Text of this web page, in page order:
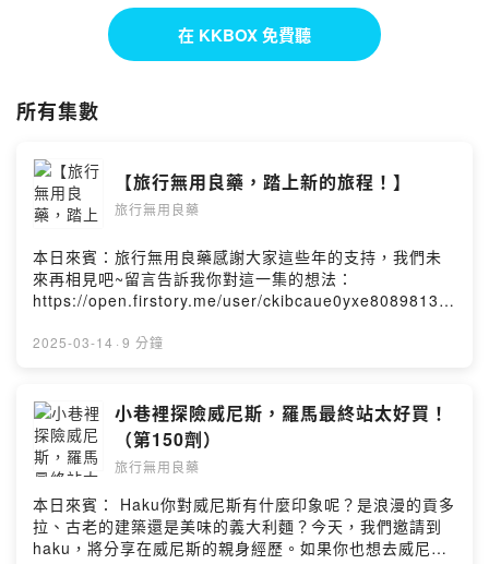
帶你暢遊世界各大旅遊聖地！
2023年六月起調整為每兩周更新一集
IG: @travelingdrugg 旅行無用良藥
聯絡信箱：
#travel #旅行 #旅館 #行程規劃
在 KKBOX 免費聽
所有集數
【旅行無用良藥，踏上新的旅程！】
旅行無用良藥
本日來賓：旅行無用良藥感謝大家這些年的支持，我們未
來再相見吧~留言告訴我你對這一集的想法：
https://open.firstory.me/user/ckibcaue0yxe80898137
若你喜歡節目，歡迎留言給我們更多動力！並與你的親朋
更多旅遊計劃！IG: @travelingdrugg 旅行無用良藥網
站：https://travelingdrug.com聯絡信箱：
travelingdrug@gmail.comPowered by Firstory
Hosting
2025-03-14 · 9 分鐘
小巷裡探險威尼斯，羅馬最終站太好買！
（第150劑）
旅行無用良藥
本日來賓： Haku你對威尼斯有什麼印象呢？是浪漫的貢多
拉、古老的建築還是美味的義大利麵？今天，我們邀請到
haku，將分享在威尼斯的親身經歷。如果你也想去威尼斯